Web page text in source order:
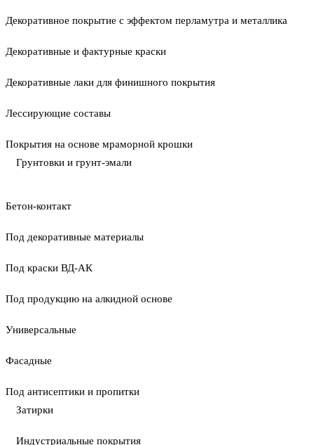
Декоративное покрытие с эффектом перламутра и металлика
Декоративные и фактурные краски
Декоративные лаки для финишного покрытия
Лессирующие составы
Покрытия на основе мраморной крошки
Грунтовки и грунт-эмали
Бетон-контакт
Под декоративные материалы
Под краски ВД-АК
Под продукцию на алкидной основе
Универсальные
Фасадные
Под антисептики и пропитки
Затирки
Индустриальные покрытия